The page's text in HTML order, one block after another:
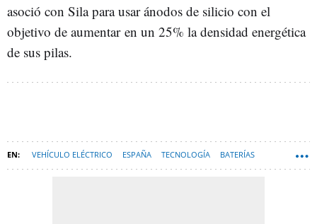
asoció con Sila para usar ánodos de silicio con el
objetivo de aumentar en un 25% la densidad energética
de sus pilas.
VEHÍCULO ELÉCTRICO ESPAÑA TECNOLOGÍA BATERÍAS